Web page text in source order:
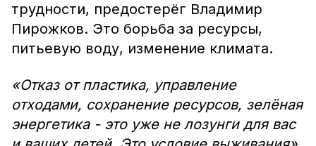
трудности, предостерёг Владимир
Пирожков. Это борьба за ресурсы,
питьевую воду, изменение климата.
«Отказ от пластика, управление
отходами, сохранение ресурсов, зелёная
энергетика - это уже не лозунги для вас